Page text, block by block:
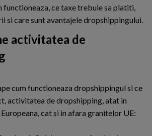
functioneaza, ce taxe trebuie sa platiti,
si care sunt avantajele dropshippingului.
activitatea de
cum functioneaza dropshippingul si ce
activitatea de dropshipping, atat in
cat si in afara granitelor UE: